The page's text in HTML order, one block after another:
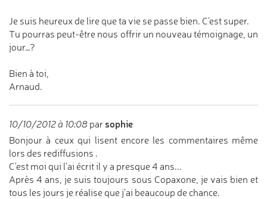
Je suis heureux de lire que ta vie se passe bien. C'est super.
Tu pourras peut-être nous offrir un nouveau témoignage, un
jour…?
Bien à toi,
Arnaud.
10/10/2012 à 10:08 par sophie
Bonjour à ceux qui lisent encore les commentaires même
lors des rediffusions .
C'est moi qui l'ai écrit il y a presque 4 ans...
Après 4 ans, je suis toujours sous Copaxone, je vais bien et
tous les jours je réalise que j'ai beaucoup de chance.